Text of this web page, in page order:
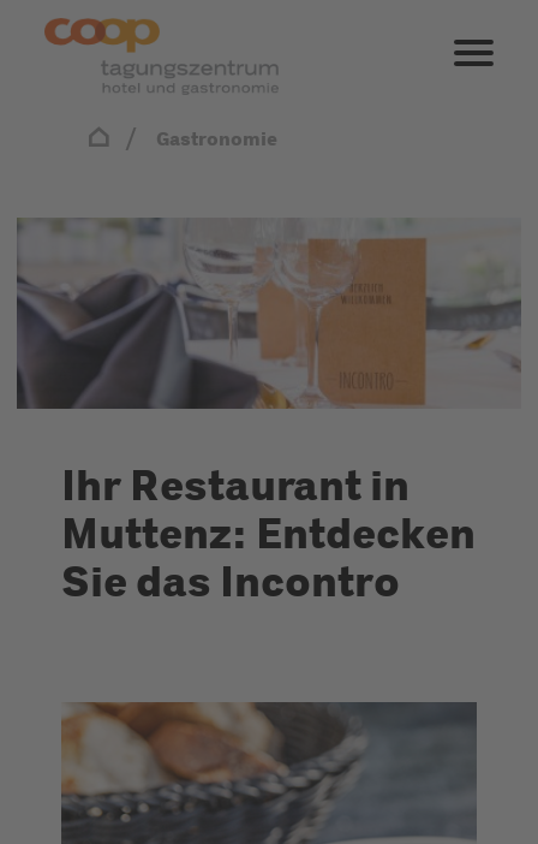
Gastronomie
Ihr Restaurant in
Muttenz: Entdecken
Sie das Incontro